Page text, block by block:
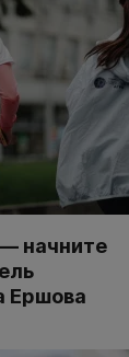
начните
Ершова